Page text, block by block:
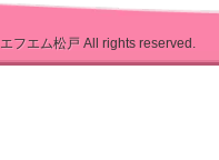
エフエム松戸 All rights reserved.